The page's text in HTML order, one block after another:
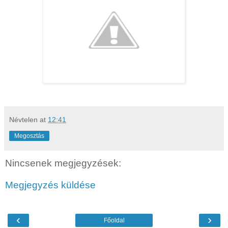
Névtelen at 12:41
Megosztás
Nincsenek megjegyzések:
Megjegyzés küldése
‹ ›
Főoldal